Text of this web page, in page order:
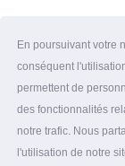
En poursuivant votre
conséquent
permettent de
des fonctionnalités
notre trafic. Nous
l'utilisation de notre